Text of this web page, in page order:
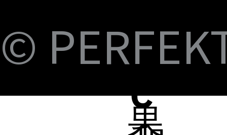
B-
C
Fi
蘋
果
©